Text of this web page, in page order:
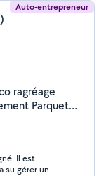
Auto-entrepreneur
Il est